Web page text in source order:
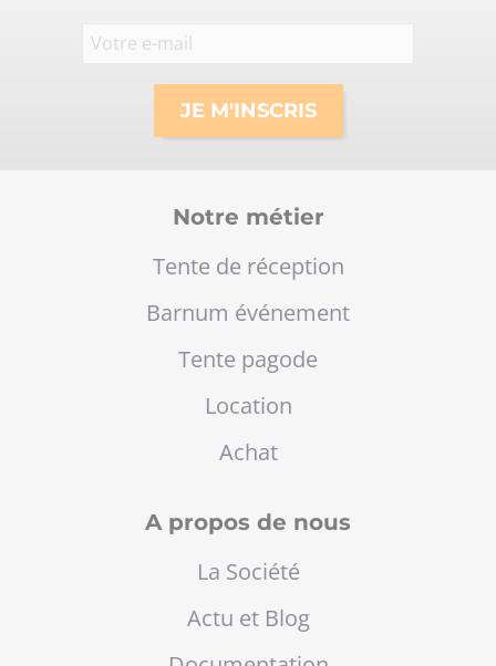
Notre métier
Tente de réception
Barnum événement
Tente pagode
Location
Achat
A propos de nous
La Société
Actu et Blog